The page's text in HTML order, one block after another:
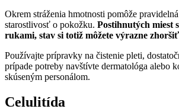
Okrem stráženia hmotnosti pomôže
starostlivosť o pokožku. Postihnutých miest
rukami, stav si totiž môžete výrazne
Používajte prípravky na čistenie pleti,
prípade potreby navštívte dermatológa alebo
skúseným personálom.
Celulitída